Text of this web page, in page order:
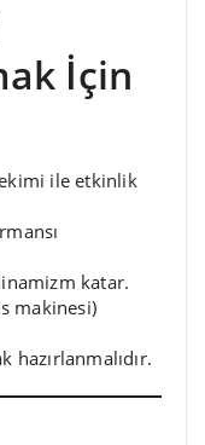
İçin
ile etkinlik
katar.
makinesi)
hazırlanmalıdır.